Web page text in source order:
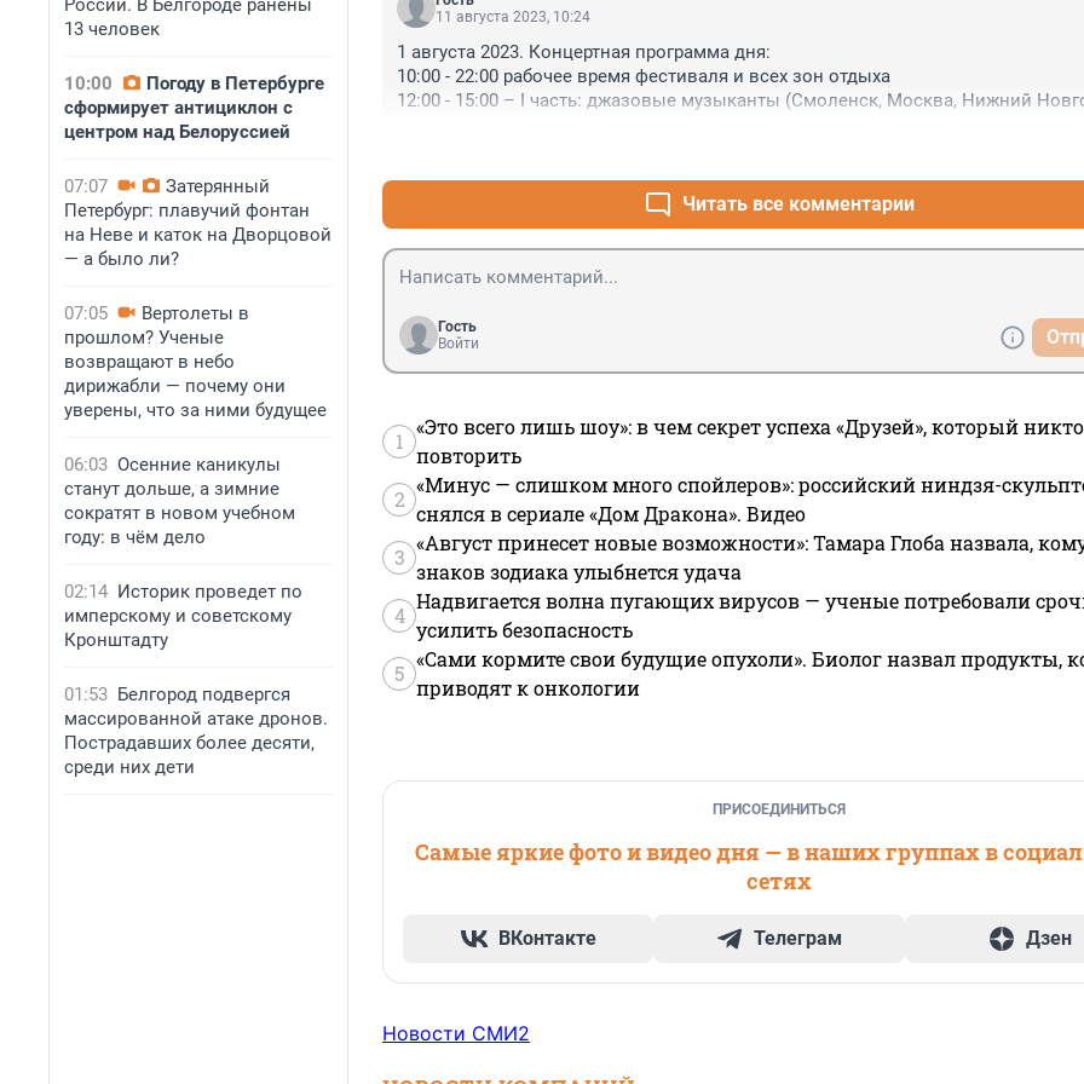
России. В Белгороде ранены
13 человек
10:00
Погоду в Петербурге
сформирует антициклон с
центром над Белоруссией
07:07
Затерянный
Петербург: плавучий фонтан
на Неве и каток на Дворцовой
— а было ли?
07:05
Вертолеты в
прошлом? Ученые
возвращают в небо
дирижабли — почему они
уверены, что за ними будущее
06:03 Осенние каникулы
станут дольше, а зимние
сократят в новом учебном
году: в чём дело
02:14 Историк проведет по
имперскому и советскому
Кронштадту
01:53 Белгород подвергся
массированной атаке дронов.
Пострадавших более десяти,
среди них дети
11 августа 2023, 10:24
1 августа 2023. Концертная программа дня:
10:00 - 22:00 рабочее время фестиваля и всех зон отдыха
12:00 - 15:00 – I часть: джазовые музыканты (Смоленск, Москва, Нижний
15:15 - 15:25 – Мариам Мерабова (Москва) и Билли Новик (вокал, контрабас),
Тарусин (рояль), Константин Кувайцев (ударные)
15:30 - 16:15 – Легендарный Ленинградский Диксиленд п/у Олега Кувайцева и
зажигательный танцевальный Флэш-моб "Чарльстон стролл"
16:20 - 19:00 – II часть: джазовые музыканты (Смоленск, Москва,
Ростов-на-Дону)
19:00 - 19:25 – «Шоу гигантских 5-ти метровых мыльных пузырей»
19:30 - 20:30 – "Elena Safonova trio". Elena Safonova - Британия (рояль, вокал),
20:35 - 21:35 – легендарные заводные «The Yellow Pillow»
✍ 12 августа 2023. Концертная программа дня:
10:
Читать все комментарии
Гость
Войти
1
«Это всего лишь шоу»: в чем секрет успеха «Друзей», который
повторить
2
«Минус — слишком много спойлеров»: российский ниндзя-
снялся в сериале «Дом Дракона». Видео
3
«Август принесет новые возможности»: Тамара Глоба назвала,
знаков зодиака улыбнется удача
4
Надвигается волна пугающих вирусов — ученые потребовали
усилить безопасность
5
«Сами кормите свои будущие опухоли». Биолог назвал продукты,
приводят к онкологии
ПРИСОЕДИНИТЬСЯ
Самые яркие фото и видео дня — в наших группах в
сетях
ВКонтакте Телеграм Дзен
Новости СМИ2